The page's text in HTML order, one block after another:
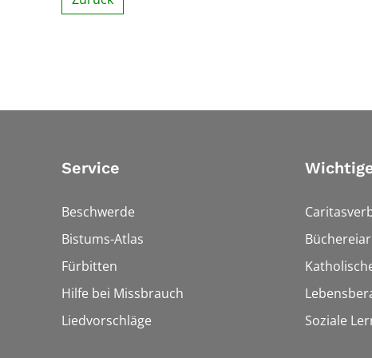
Service
Beschwerde
Bistums-Atlas
Fürbitten
Hilfe bei Missbrauch
Liedvorschläge
Soziale